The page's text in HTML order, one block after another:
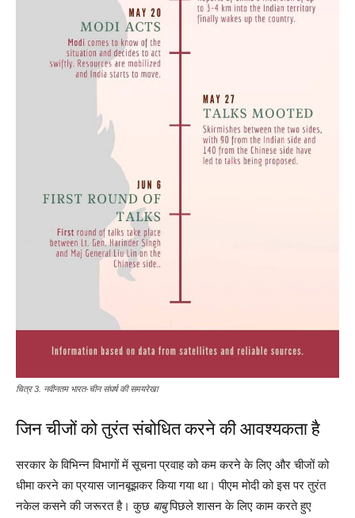
चित्र 3. नवीनतम भारत-चीन संघर्ष की समयरेखा
जिन चीजों को तुरंत संबोधित करने की आवश्यकता है
सरकार के विभिन्न विभागों में सूचना प्रवाह को कम करने के लिए और चीजों को
धीमा करने का प्रयास जानबूझकर किया गया था। पीएम मोदी को इस पर तुरंत
नकेल कसने की जरूरत है। कुछ बाबुपिछले शासन के लिए काम करते हुए